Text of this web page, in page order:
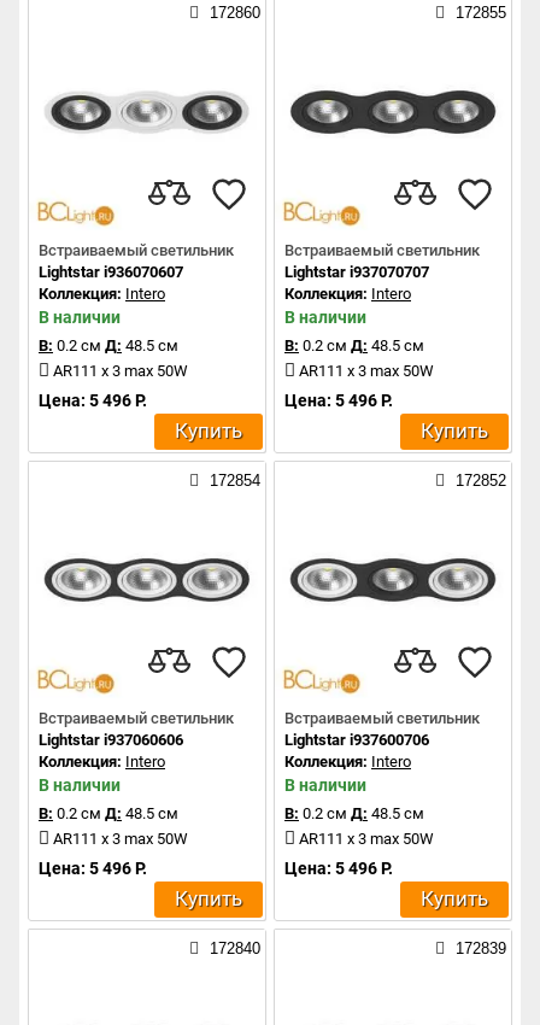
172860
Встраиваемый светильник
Lightstar i936070607
Коллекция: Intero
В наличии
В: 0.2 см Д: 48.5 см
AR111 x 3 max 50W
Цена: 5 496 Р.
Купить
172855
Встраиваемый светильник
Lightstar i937070707
Коллекция: Intero
В наличии
В: 0.2 см Д: 48.5 см
AR111 x 3 max 50W
Цена: 5 496 Р.
Купить
172854
Встраиваемый светильник
Lightstar i937060606
Коллекция: Intero
В наличии
В: 0.2 см Д: 48.5 см
AR111 x 3 max 50W
Цена: 5 496 Р.
Купить
172852
Встраиваемый светильник
Lightstar i937600706
Коллекция: Intero
В наличии
В: 0.2 см Д: 48.5 см
AR111 x 3 max 50W
Цена: 5 496 Р.
Купить
172840 172839